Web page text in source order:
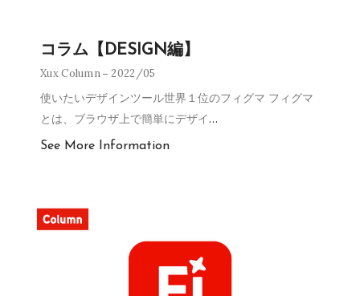
コラム【DESIGN編】
Xux Column 2022/05
使いたいデザインツール世界１位のフィグマ フィグマ
とは、ブラウザ上で簡単にデザイ…
See More Information